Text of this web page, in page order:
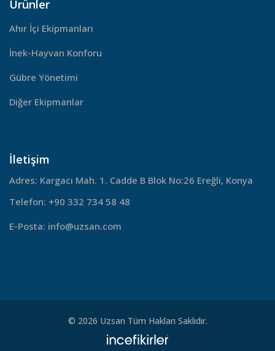
Ürünler
Ahır İçi Ekipmanları
İnek-Hayvan Konforu
Gübre Yönetimi
Diğer Ekipmanlar
İletişim
Adres: Kargacı Mah. 1. Cadde B Blok No:26 Ereğli, Konya
Telefon: +90 332 734 58 48
E-Posta: info@uzsan.com
© 2026 Uzsan Tüm Hakları Saklıdır.